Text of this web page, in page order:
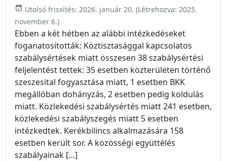
event_available Utolsó frissítés: 2026. január 20. (Létrehozva: 2025.
november 6.)
Ebben a két hétben az alábbi intézkedéseket
foganatosították: Köztisztasággal kapcsolatos
szabálysértések miatt összesen 38 szabálysértési
feljelentést tettek: 35 esetben közterületen történő
szeszesital fogyasztása miatt, 1 esetben BKK
megállóban dohányzás, 2 esetben pedig koldulás
miatt. Közlekedési szabálysértés miatt 241 esetben,
közlekedési szabályszegés miatt 5 esetben
intézkedtek. Kerékbilincs alkalmazására 158
esetben került sor. A közösségi együttélés
szabályainak […]